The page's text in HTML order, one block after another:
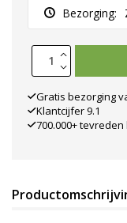
Bezorging:
Gratis bezorging
Klantcijfer 9.1
700.000+